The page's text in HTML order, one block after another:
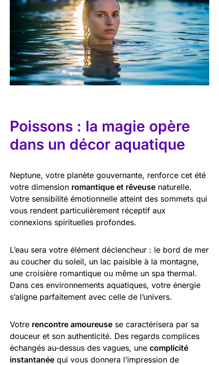
Poissons : la magie opère
dans un décor aquatique
Neptune, votre planète gouvernante, renforce cet été
votre dimension romantique et rêveuse naturelle.
Votre sensibilité émotionnelle atteint des sommets qui
vous rendent particulièrement réceptif aux
connexions spirituelles profondes.
L’eau sera votre élément déclencheur : le bord de mer
au coucher du soleil, un lac paisible à la montagne,
une croisière romantique ou même un spa thermal.
Dans ces environnements aquatiques, votre énergie
s’aligne parfaitement avec celle de l’univers.
Votre rencontre amoureuse se caractérisera par sa
douceur et son authenticité. Des regards complices
échangés au-dessus des vagues, une complicité
instantanée qui vous donnera l’impression de